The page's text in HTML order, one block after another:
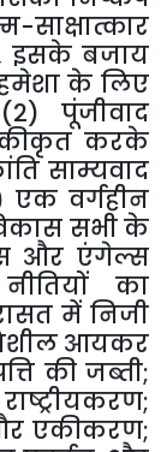
इसके बजाय
के लिए
पूंजीवाद
करके
साम्यवाद
वर्गहीन
सभी के
और एंगेल्स
का
में निजी
आयकर
की जब्ती;
एकीकरण;